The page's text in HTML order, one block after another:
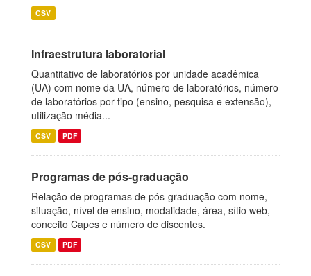
CSV
Infraestrutura laboratorial
Quantitativo de laboratórios por unidade acadêmica
(UA) com nome da UA, número de laboratórios, número
de laboratórios por tipo (ensino, pesquisa e extensão),
utilização média...
CSV PDF
Programas de pós-graduação
Relação de programas de pós-graduação com nome,
situação, nível de ensino, modalidade, área, sítio web,
conceito Capes e número de discentes.
CSV PDF